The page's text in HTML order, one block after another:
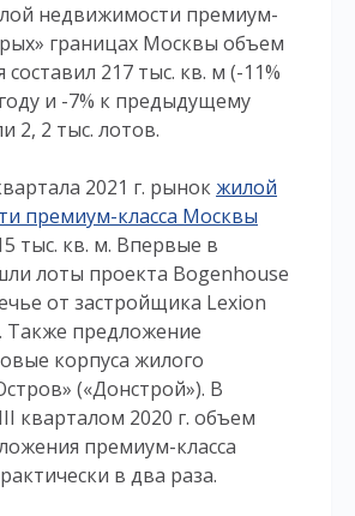
недвижимости премиум-
границах Москвы объем
217 тыс. кв. м (-11%
и -7% к предыдущему
2, 2 тыс. лотов.
2021 г. рынокжилой
премиум-класса Москвы
тыс. кв. м. Впервые в
лоты проекта Bogenhouse
от застройщика Lexion
Также предложение
корпуса жилого
(«Донстрой»). В
кварталом 2020 г. объем
премиум-класса
в два раза.